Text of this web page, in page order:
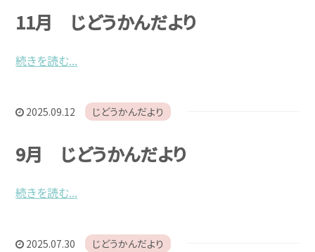
11月 じどうかんだより
続きを読む...
2025.09.12 じどうかんだより
9月 じどうかんだより
続きを読む...
2025.07.30 じどうかんだより